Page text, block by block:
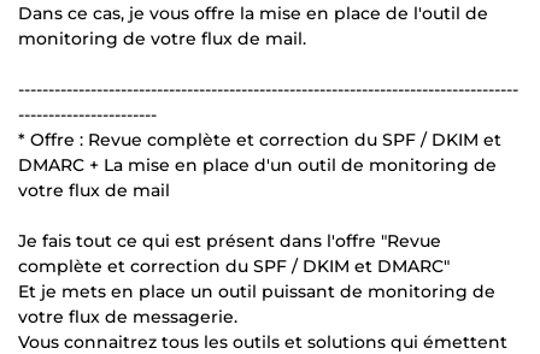
Dans ce cas, je vous offre la mise en place de l'outil de
monitoring de votre flux de mail.
-----------------------------------------------------------------------------------
-----------------------
* Offre : Revue complète et correction du SPF / DKIM et
DMARC + La mise en place d'un outil de monitoring de
votre flux de mail
Je fais tout ce qui est présent dans l'offre "Revue
complète et correction du SPF / DKIM et DMARC"
Et je mets en place un outil puissant de monitoring de
votre flux de messagerie.
Vous connaitrez tous les outils et solutions qui émettent